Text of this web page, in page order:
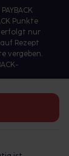
Punkte
erfolgt nur
Rezept
vergeben.
GmbH &